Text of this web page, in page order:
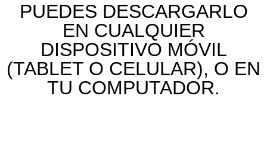
PUEDES DESCARGARLO
EN CUALQUIER
DISPOSITIVO MÓVIL
(TABLET O CELULAR), O EN
TU COMPUTADOR.